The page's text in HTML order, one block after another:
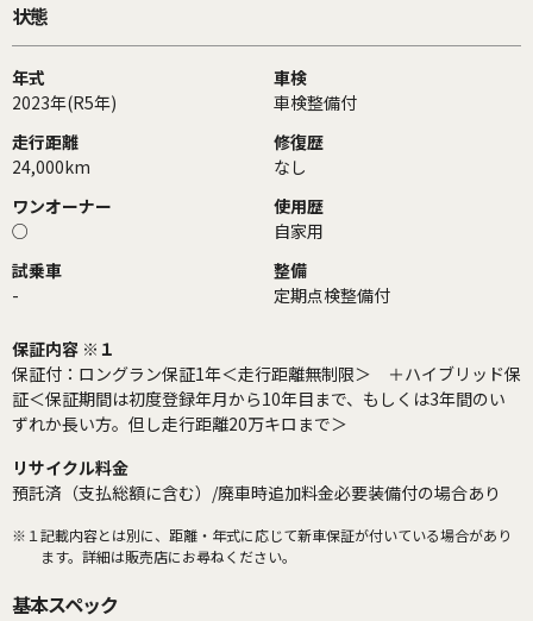
状態
年式
2023年(R5年)
車検
車検整備付
走行距離
24,000km
修復歴
なし
ワンオーナー
○
使用歴
自家用
試乗車
-
整備
定期点検整備付
保証内容 ※１
保証付：ロングラン保証1年＜走行距離無制限＞ ＋ハイブリッド保
証＜保証期間は初度登録年月から10年目まで、もしくは3年間のい
ずれか長い方。但し走行距離20万キロまで＞
リサイクル料金
預託済（支払総額に含む）/廃車時追加料金必要装備付の場合あり
※１ 記載内容とは別に、距離・年式に応じて新車保証が付いている場合があり
ます。詳細は販売店にお尋ねください。
基本スペック